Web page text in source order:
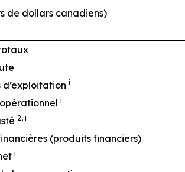
de dollars canadiens)
d’exploitation i
i
2, i
(produits financiers)
i